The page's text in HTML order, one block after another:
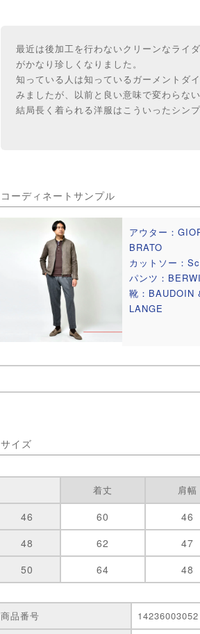
最近は後加工を行わないクリーンなライ
がかなり珍しくなりました。
知っている人は知っているガーメントダ
みましたが、以前と良い意味で変わらな
結局長く着られる洋服はこういったシン
コーディネートサンプル
アウター：
BRATO
カットソー：
パンツ：
靴：BAUDOIN
LANGE
サイズ
着丈 肩幅
46 60 46
48
62 47
50
64 48
商品番号
14236003052